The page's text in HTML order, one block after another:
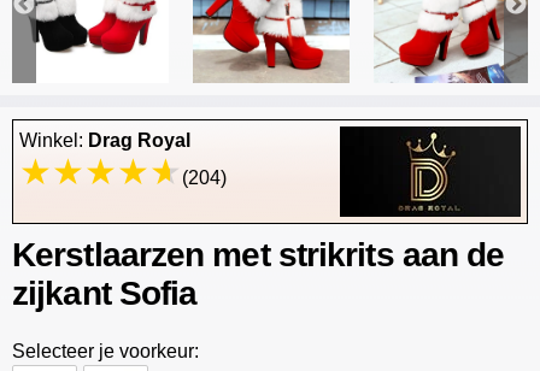
Winkel: Drag Royal
(204)
Kerstlaarzen met strikrits aan de
zijkant Sofia
Selecteer je voorkeur: